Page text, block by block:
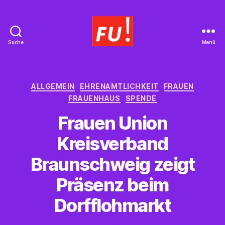
Suche Menü
Kategorien
ALLGEMEIN EHRENAMTLICHKEIT
FRAUEN
FRAUENHAUS
SPENDE
Frauen Union
Kreisverband
Braunschweig zeigt
Präsenz beim
Dorfflohmarkt